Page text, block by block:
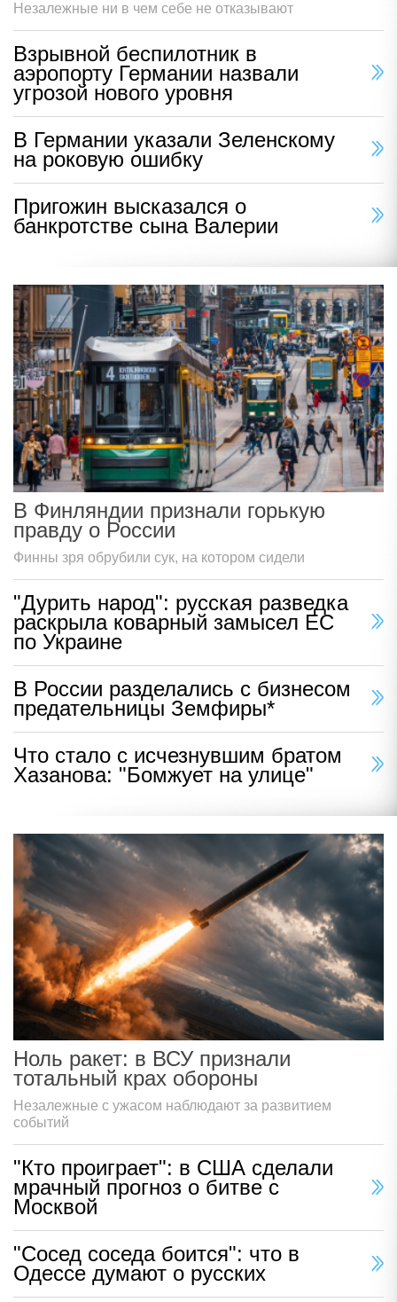
Незалежные ни в чем себе не отказывают
Взрывной беспилотник в
аэропорту Германии назвали
угрозой нового уровня
В Германии указали Зеленскому
на роковую ошибку
Пригожин высказался о
банкротстве сына Валерии
В Финляндии признали горькую
правду о России
Финны зря обрубили сук, на котором сидели
"Дурить народ": русская разведка
раскрыла коварный замысел ЕС
по Украине
В России разделались с бизнесом
предательницы Земфиры*
Что стало с исчезнувшим братом
Хазанова: "Бомжует на улице"
Ноль ракет: в ВСУ признали
тотальный крах обороны
Незалежные с ужасом наблюдают за развитием
событий
"Кто проиграет": в США сделали
мрачный прогноз о битве с
Москвой
"Сосед соседа боится": что в
Одессе думают о русских